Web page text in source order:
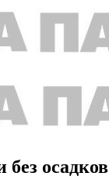
без осадков